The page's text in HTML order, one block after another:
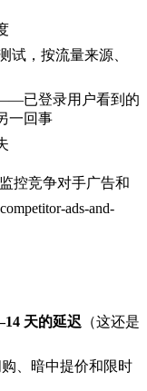
试，按流量来源、
已登录用户看到的
一回事
控竞争对手广告和
ads-and-
天的延迟 （这还是
、暗中提价和限时